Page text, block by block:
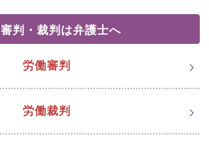
審判・裁判は弁護士へ
労働審判
労働裁判